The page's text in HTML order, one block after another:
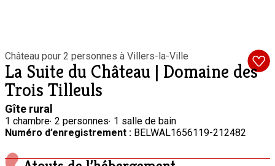
Château pour 2 personnes à Villers-la-Ville
La Suite du Château | Domaine des
Trois Tilleuls
Gîte rural
1 chambre 2 personnes 1 salle de bain
Numéro d’enregistrement : BELWAL1656119-212482